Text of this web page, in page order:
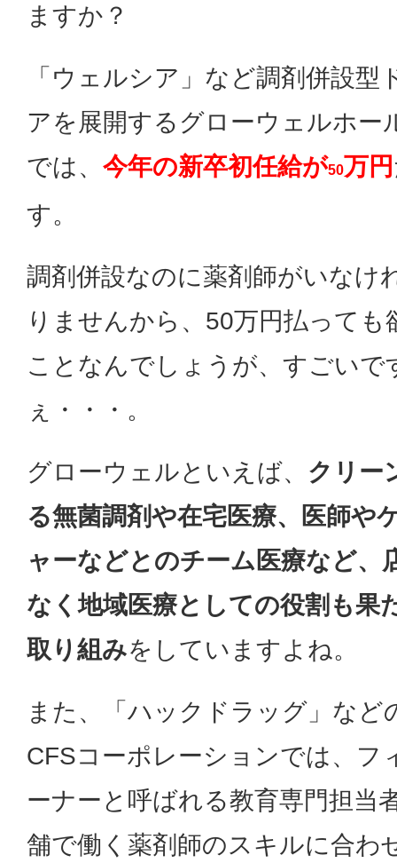
ますか？
「ウェルシア」など調剤併設型
アを展開するグローウェルホー
では、 今年の新卒初任給が50万円
す。
調剤併設なのに薬剤師がいなけ
りませんから、50万円払っても
ことなんでしょうが、すごいで
ぇ・・・。
グローウェルといえば、 クリー
る無菌調剤や在宅医療、医師や
ャーなどとのチーム医療など、
なく地域医療としての役割も果
取り組みをしていますよね。
また、「ハックドラッグ」など
CFSコーポレーションでは、フ
ーナーと呼ばれる教育専門担当
舗で働く薬剤師のスキルに合わ